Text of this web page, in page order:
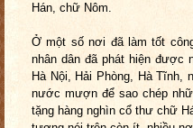
Hán, chữ Nôm.
Ở một số nơi đã làm tốt
nhân dân đã phát hiện được
Hà Nội, Hải Phòng, Hà Tĩnh,
nước mượn để sao chép
tặng hàng nghìn cổ thư chữ